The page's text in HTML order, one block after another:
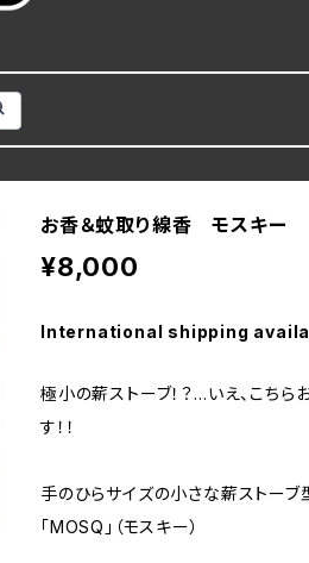
お香＆蚊取り線香 モスキー
¥8,000
International shipping
極小の薪ストーブ！？…いえ、こち
す！！
手のひらサイズの小さな薪ストー
「MOSQ」（モスキー）